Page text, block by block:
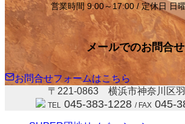
営業時間 9:00～17:00 / 定休日 日
メールでのお問合せ
お問合せフォームはこちら
〒221-0863 横浜市神奈川区
TEL 045-383-1228 / FAX 045-